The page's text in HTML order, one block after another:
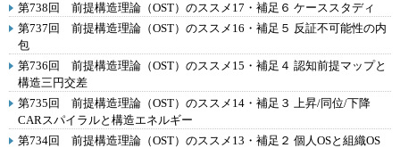
第738回 前提構造理論（OST）のススメ17・補足６ ケーススタディ
第737回 前提構造理論（OST）のススメ16・補足５ 反証不可能性の内
包
第736回 前提構造理論（OST）のススメ15・補足４ 認知前提マップと
構造三円交差
第735回 前提構造理論（OST）のススメ14・補足３ 上昇/同位/下降
CARスパイラルと構造エネルギー
第734回 前提構造理論（OST）のススメ13・補足２ 個人OSと組織OS